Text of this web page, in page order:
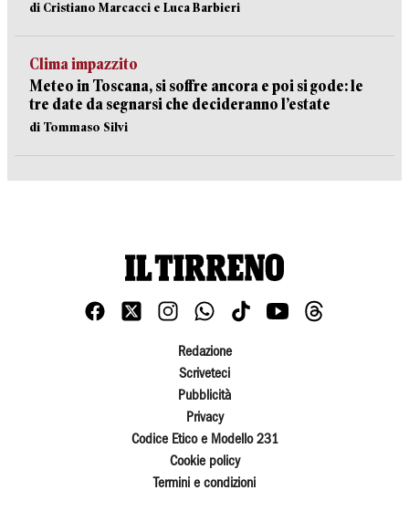
di Cristiano Marcacci e Luca Barbieri
Clima impazzito
Meteo in Toscana, si soffre ancora e poi si gode: le
tre date da segnarsi che decideranno l’estate
di Tommaso Silvi
Redazione
Scriveteci
Pubblicità
Privacy
Codice Etico e Modello 231
Cookie policy
Termini e condizioni